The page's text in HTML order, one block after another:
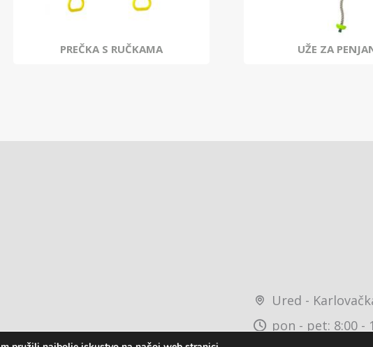
PREČKA S RUČKAMA UŽE ZA
Ured -
pon - pet: 8:00 -